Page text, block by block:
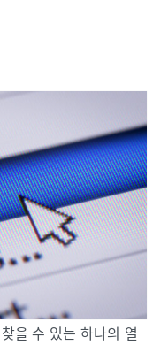
을 수 있는 하나의 열